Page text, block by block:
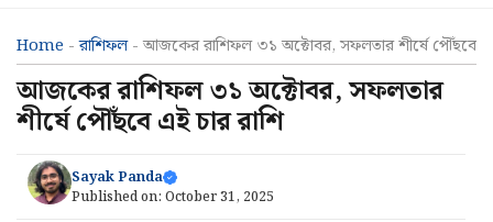
Home -রাশিফল- আজকের রাশিফল ৩১ অক্টোবর, সফলতার শীর্ষে পৌঁছবে
আজকের রাশিফল ৩১ অক্টোবর, সফলতার
শীর্ষে পৌঁছবে এই চার রাশি
Sayak Panda
Published on: October 31, 2025